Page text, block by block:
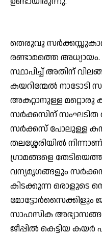
തെരുവു
രണ്ടാമത്തെ
സ്ഥാപിച്ച് അതിന്
കയറിന്മേല്‍ നാടോടി
അകറ്റാനുള്ള മറ്റൊരു
സര്‍ക്കസിന് സംഘടിത
സര്‍ക്കസ് പോലുള്ള
തലശ്ശേരിയില്‍
ഗ്രാമങ്ങളെ
വന്യമൃഗങ്ങളും
കിടക്കുന്ന ഒരാളുടെ
മോട്ടോര്‍സൈക്കിളും
സാഹസിക
ജീപ്പില്‍ കെട്ടിയ